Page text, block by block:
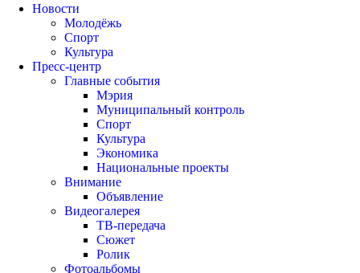
Новости
Молодёжь
Спорт
Культура
Пресс-центр
Главные события
Мэрия
Муниципальный контроль
Спорт
Культура
Экономика
Национальные проекты
Внимание
Объявление
Видеогалерея
ТВ-передача
Сюжет
Ролик
Фотоальбомы